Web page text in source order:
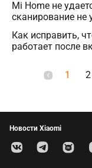
Mi Home не
сканирование не
Как исправить,
работает после
1 2
Новости Xiaomi